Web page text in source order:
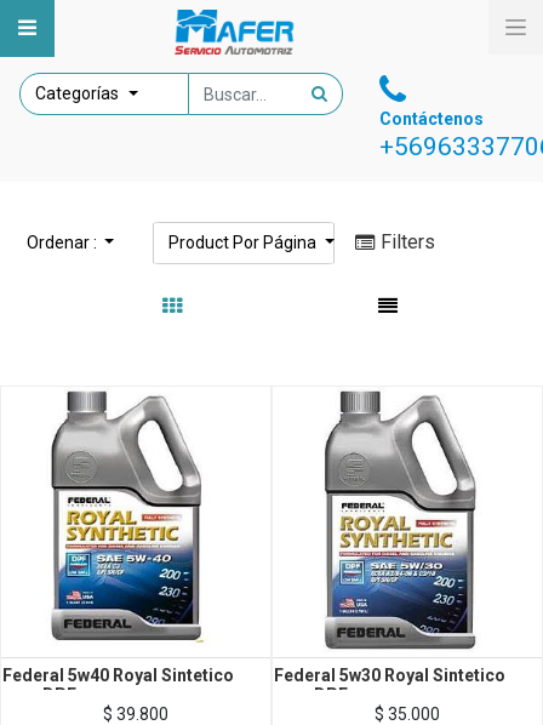
Categorías
Contáctenos
Ordenar : ProductPor Página Filters
Federal 5w40 Royal Sintetico
para DPF
$ 39.800
Federal 5w30 Royal Sintetico
para DPF
$ 35.000